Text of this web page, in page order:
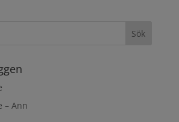
– Ann